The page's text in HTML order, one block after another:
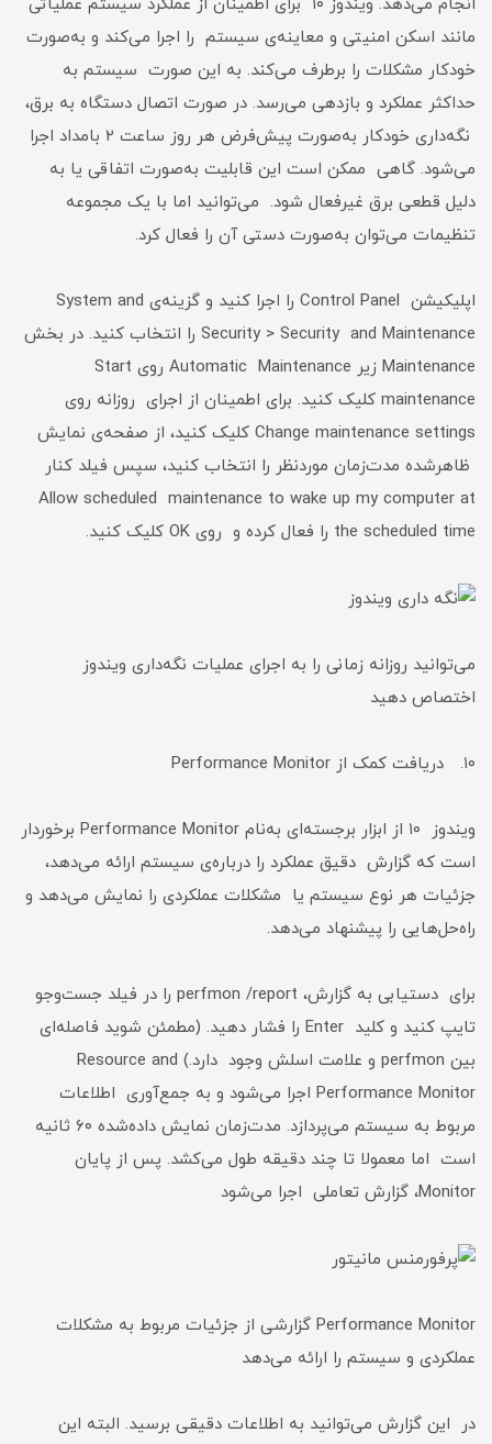
انجام می‌دهد. ویندوز ۱۰ برای اطمینان از عملکرد سیستم عملیاتی
مانند اسکن امنیتی و معاینه‌ی سیستم را اجرا می‌کند و به‌صورت
خودکار مشکلات را برطرف می‌کند. به این صورت سیستم به
حداکثر عملکرد و بازدهی می‌رسد. در صورت اتصال دستگاه به برق،
نگه‌داری خودکار به‌صورت پیش‌فرض هر روز ساعت ۲ بامداد اجرا
می‌شود. گاهی ممکن است این قابلیت به‌صورت اتفاقی یا به
دلیل قطعی برق غیرفعال شود. می‌توانید اما با یک مجموعه
تنظیمات می‌توان به‌صورت دستی آن را فعال کرد.
اپلیکیشن Control Panel را اجرا کنید و گزینه‌ی System and
Security > Security and Maintenance را انتخاب کنید. در بخش
Maintenance زیر Automatic Maintenance روی Start
maintenance کلیک کنید. برای اطمینان از اجرای روزانه روی
Change maintenance settings کلیک کنید، از صفحه‌ی نمایش
ظاهرشده مدت‌زمان موردنظر را انتخاب کنید، سپس فیلد کنار
Allow scheduled maintenance to wake up my computer at
the scheduled time را فعال کرده و روی OK کلیک کنید.
می‌توانید روزانه زمانی را به اجرای عملیات نگه‌داری ویندوز
اختصاص دهید
۱۰. دریافت کمک از Performance Monitor
ویندوز ۱۰ از ابزار برجسته‌ای به‌نام Performance Monitor برخوردار
است که گزارش دقیق عملکرد را درباره‌ی سیستم ارائه می‌دهد،
جزئیات هر نوع سیستم یا مشکلات عملکردی را نمایش می‌دهد و
راه‌حل‌هایی را پیشنهاد می‌دهد.
برای دستیابی به گزارش، perfmon /report را در فیلد جست‌وجو
تایپ کنید و کلید Enter را فشار دهید. (مطمئن شوید فاصله‌ای
بین perfmon و علامت اسلش وجود دارد.) Resource and
Performance Monitor اجرا می‌شود و به جمع‌آوری اطلاعات
مربوط به سیستم می‌پردازد. مدت‌زمان نمایش داده‌شده ۶۰ ثانیه
است اما معمولا تا چند دقیقه طول می‌کشد. پس از پایان
Monitor، گزارش تعاملی اجرا می‌شود
Performance Monitor گزارشی از جزئیات مربوط به مشکلات
عملکردی و سیستم را ارائه می‌دهد
در این گزارش می‌توانید به اطلاعات دقیقی برسید. البته این